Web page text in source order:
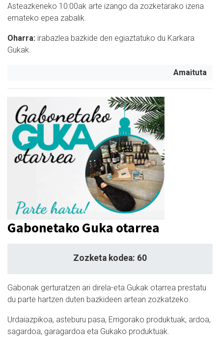
Asteazkeneko 10:00ak arte izango da zozketarako izena
emateko epea zabalik.
Oharra: irabazlea bazkide den egiaztatuko du Karkara
Gukak.
Amaituta
Gabonetako Guka otarrea
Zozketa kodea: 60
Gabonak gerturatzen ari direla-eta Gukak otarrea prestatu
du parte hartzen duten bazkideen artean zozkatzeko.
Urdaiazpikoa, asteburu pasa, Errigorako produktuak, ardoa,
sagardoa, garagardoa eta Gukako produktuak.